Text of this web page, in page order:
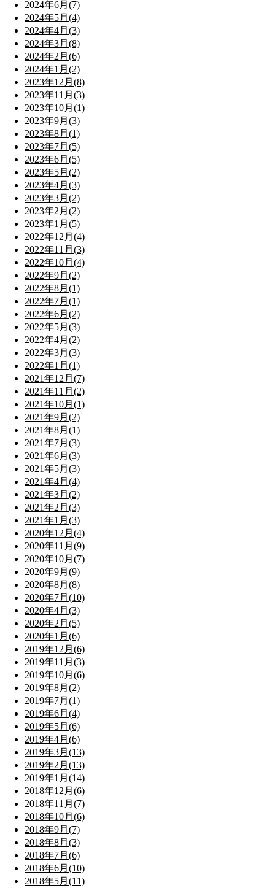
2024年6月(7)
2024年5月(4)
2024年4月(3)
2024年3月(8)
2024年2月(6)
2024年1月(2)
2023年12月(8)
2023年11月(3)
2023年10月(1)
2023年9月(3)
2023年8月(1)
2023年7月(5)
2023年6月(5)
2023年5月(2)
2023年4月(3)
2023年3月(2)
2023年2月(2)
2023年1月(5)
2022年12月(4)
2022年11月(3)
2022年10月(4)
2022年9月(2)
2022年8月(1)
2022年7月(1)
2022年6月(2)
2022年5月(3)
2022年4月(2)
2022年3月(3)
2022年1月(1)
2021年12月(7)
2021年11月(2)
2021年10月(1)
2021年9月(2)
2021年8月(1)
2021年7月(3)
2021年6月(3)
2021年5月(3)
2021年4月(4)
2021年3月(2)
2021年2月(3)
2021年1月(3)
2020年12月(4)
2020年11月(9)
2020年10月(7)
2020年9月(9)
2020年8月(8)
2020年7月(10)
2020年4月(3)
2020年2月(5)
2020年1月(6)
2019年12月(6)
2019年11月(3)
2019年10月(6)
2019年8月(2)
2019年7月(1)
2019年6月(4)
2019年5月(6)
2019年4月(6)
2019年3月(13)
2019年2月(13)
2019年1月(14)
2018年12月(6)
2018年11月(7)
2018年10月(6)
2018年9月(7)
2018年8月(3)
2018年7月(6)
2018年6月(10)
2018年5月(11)